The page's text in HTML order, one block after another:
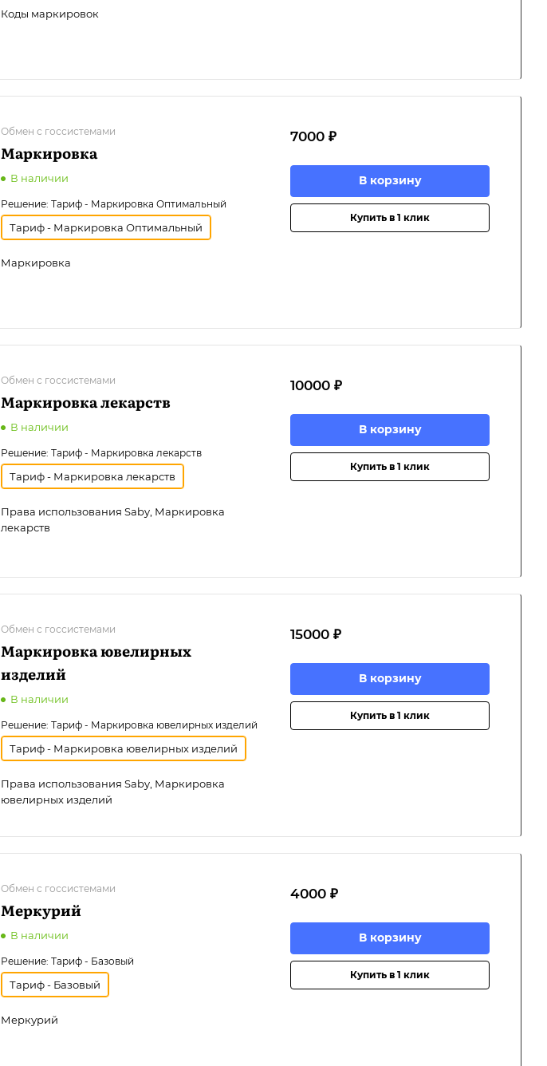
Коды маркировок
Обмен с госсистемами
Маркировка
В наличии
Решение: Тариф - Маркировка Оптимальный
Тариф - Маркировка Оптимальный
Маркировка
7000 ₽
В корзину
Купить в 1 клик
Обмен с госсистемами
Маркировка лекарств
В наличии
Решение: Тариф - Маркировка лекарств
Тариф - Маркировка лекарств
Права использования Saby, Маркировка
лекарств
10000 ₽
В корзину
Купить в 1 клик
Обмен с госсистемами
Маркировка ювелирных
изделий
В наличии
Решение: Тариф - Маркировка ювелирных изделий
Тариф - Маркировка ювелирных изделий
Права использования Saby, Маркировка
ювелирных изделий
15000 ₽
В корзину
Купить в 1 клик
Обмен с госсистемами
Меркурий
В наличии
Решение: Тариф - Базовый
Тариф - Базовый
Меркурий
4000 ₽
В корзину
Купить в 1 клик